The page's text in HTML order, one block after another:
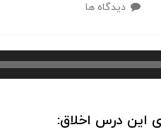
دیدگاه ها
این درس اخلاق: